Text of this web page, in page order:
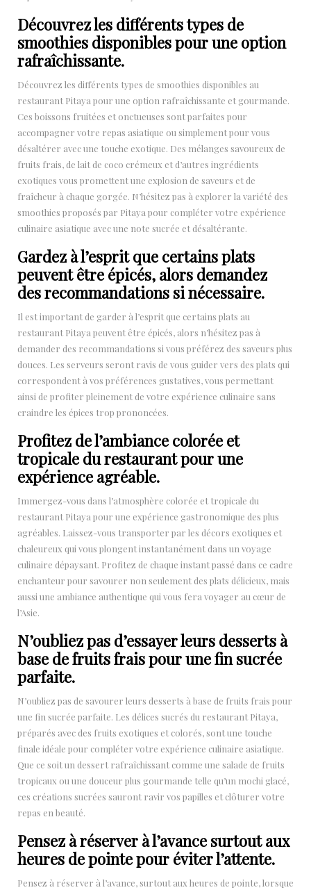
Découvrez les différents types de
smoothies disponibles pour une option
rafraîchissante.
Découvrez les différents types de smoothies disponibles au
restaurant Pitaya pour une option rafraîchissante et gourmande.
Ces boissons fruitées et onctueuses sont parfaites pour
accompagner votre repas asiatique ou simplement pour vous
désaltérer avec une touche exotique. Des mélanges savoureux de
fruits frais, de lait de coco crémeux et d’autres ingrédients
exotiques vous promettent une explosion de saveurs et de
fraîcheur à chaque gorgée. N’hésitez pas à explorer la variété des
smoothies proposés par Pitaya pour compléter votre expérience
culinaire asiatique avec une note sucrée et désaltérante.
Gardez à l’esprit que certains plats
peuvent être épicés, alors demandez
des recommandations si nécessaire.
Il est important de garder à l’esprit que certains plats au
restaurant Pitaya peuvent être épicés, alors n’hésitez pas à
demander des recommandations si vous préférez des saveurs plus
douces. Les serveurs seront ravis de vous guider vers des plats qui
correspondent à vos préférences gustatives, vous permettant
ainsi de profiter pleinement de votre expérience culinaire sans
craindre les épices trop prononcées.
Profitez de l’ambiance colorée et
tropicale du restaurant pour une
expérience agréable.
Immergez-vous dans l’atmosphère colorée et tropicale du
restaurant Pitaya pour une expérience gastronomique des plus
agréables. Laissez-vous transporter par les décors exotiques et
chaleureux qui vous plongent instantanément dans un voyage
culinaire dépaysant. Profitez de chaque instant passé dans ce cadre
enchanteur pour savourer non seulement des plats délicieux, mais
aussi une ambiance authentique qui vous fera voyager au cœur de
l’Asie.
N’oubliez pas d’essayer leurs desserts à
base de fruits frais pour une fin sucrée
parfaite.
N’oubliez pas de savourer leurs desserts à base de fruits frais pour
une fin sucrée parfaite. Les délices sucrés du restaurant Pitaya,
préparés avec des fruits exotiques et colorés, sont une touche
finale idéale pour compléter votre expérience culinaire asiatique.
Que ce soit un dessert rafraîchissant comme une salade de fruits
tropicaux ou une douceur plus gourmande telle qu’un mochi glacé,
ces créations sucrées sauront ravir vos papilles et clôturer votre
repas en beauté.
Pensez à réserver à l’avance surtout aux
heures de pointe pour éviter l’attente.
Pensez à réserver à l’avance, surtout aux heures de pointe, lorsque